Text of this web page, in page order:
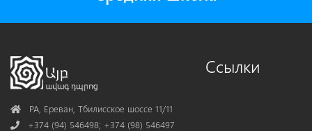
AddressРА, Ереван, Тбилисское шоссе 11/11
Phone+374 (94) 546498; +374 (98) 546497
Ссылки